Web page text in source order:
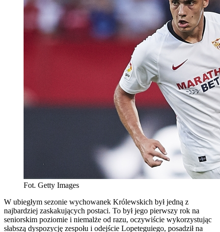
Fot. Getty Images
W ubiegłym sezonie wychowanek Królewskich był jedną z
najbardziej zaskakujących postaci. To był jego pierwszy rok na
seniorskim poziomie i niemalże od razu, oczywiście wykorzystując
słabszą dyspozycję zespołu i odejście Lopeteguiego, posadził na